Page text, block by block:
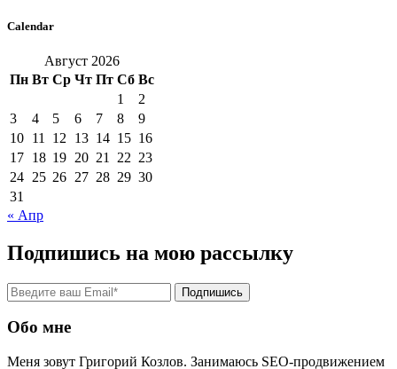
Calendar
Август 2026
Пн Вт Ср Чт Пт Сб Вс
1
2
3
4 5 6 7 8
9
10 11 12 13 14 15 16
17 18 19 20 21 22 23
24 25 26 27 28 29 30
31
« Апр
Подпишись на мою рассылку
Подпишись
Обо мне
Меня зовут Григорий Козлов. Занимаюсь SEO-продвижением